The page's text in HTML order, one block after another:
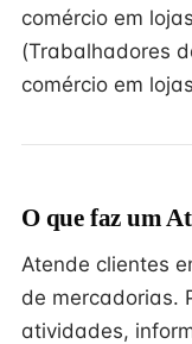
comércio em
(Trabalhadores
comércio em
O que faz um
Atende clientes
de mercadorias.
atividades,